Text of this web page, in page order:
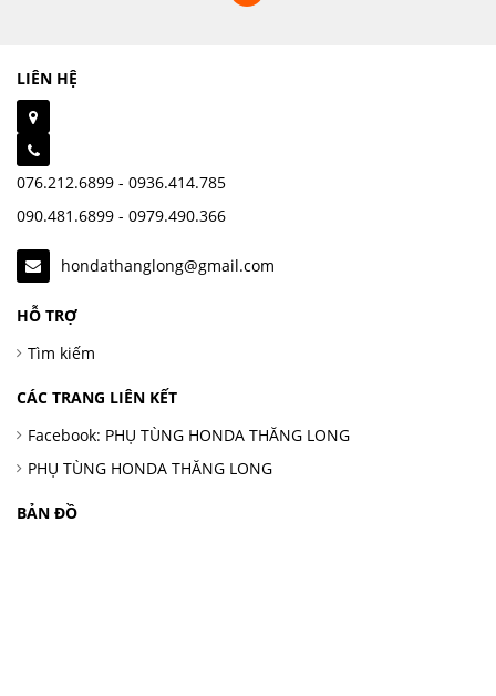
LIÊN HỆ
076.212.6899 - 0936.414.785
090.481.6899 - 0979.490.366
hondathanglong@gmail.com
HỖ TRỢ
Tìm kiếm
CÁC TRANG LIÊN KẾT
Facebook: PHỤ TÙNG HONDA THĂNG LONG
PHỤ TÙNG HONDA THĂNG LONG
BẢN ĐỒ